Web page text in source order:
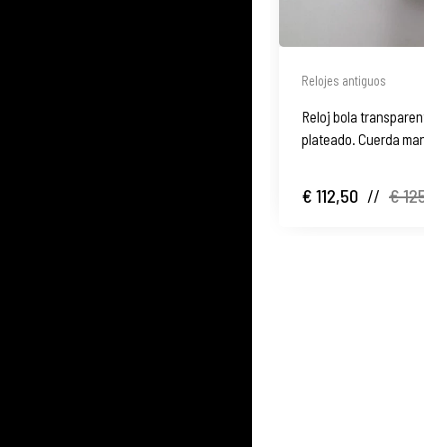
Relojes antiguos
Reloj bola
plateado. Cuerda
€ 112,50 // €